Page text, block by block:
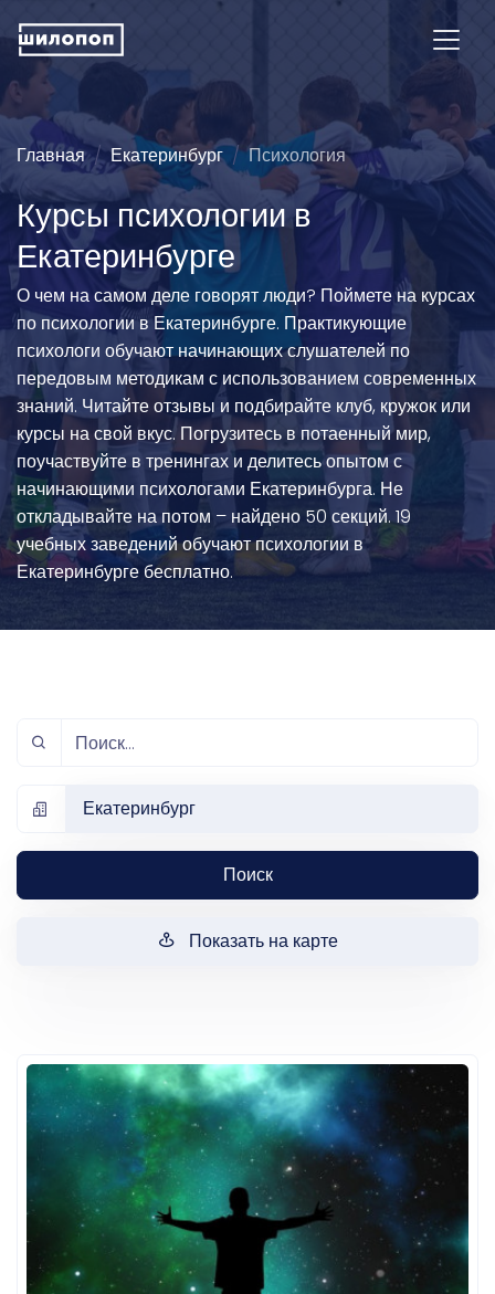
Главная Екатеринбург Психология
Курсы психологии в
Екатеринбурге
О чем на самом деле говорят люди? Поймете на курсах
по психологии в Екатеринбурге. Практикующие
психологи обучают начинающих слушателей по
передовым методикам с использованием современных
знаний. Читайте отзывы и подбирайте клуб, кружок или
курсы на свой вкус. Погрузитесь в потаенный мир,
поучаствуйте в тренингах и делитесь опытом с
начинающими психологами Екатеринбурга. Не
откладывайте на потом – найдено 50 секций. 19
учебных заведений обучают психологии в
Екатеринбурге бесплатно.
Екатеринбург
Поиск
Показать на карте